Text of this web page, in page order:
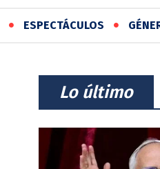
ESPECTÁCULOS
⠀Lo último⠀